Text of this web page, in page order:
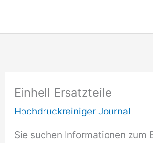
springen
Einhell Ersatzteile
Hochdruckreiniger Journal
Sie suchen Informationen zum